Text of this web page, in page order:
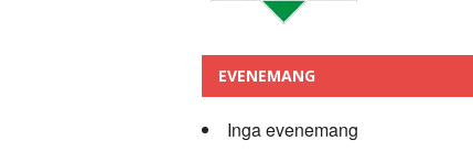
EVENEMANG
Inga evenemang